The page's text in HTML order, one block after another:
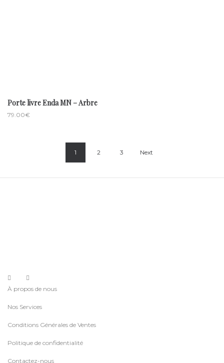
Porte livre Enda MN – Arbre
79.00€
1 2 3 Next
À propos de nous
Nos Services
Conditions Générales de Ventes
Politique de confidentialité
Contactez-nous